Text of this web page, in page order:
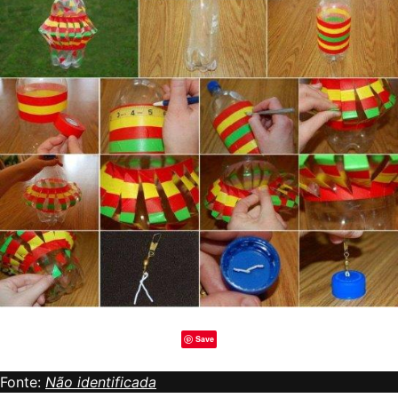
Save
Fonte: Não identificada